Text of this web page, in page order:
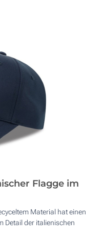
Flagge im
Material hat einen
Detail der italienischen